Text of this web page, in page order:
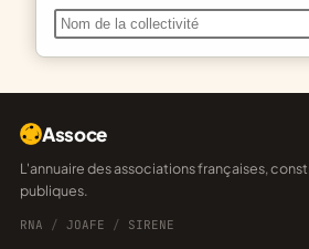
Assoce
L'annuaire des associations françaises, construit sur les données
publiques.
RNA / JOAFE / SIRENE